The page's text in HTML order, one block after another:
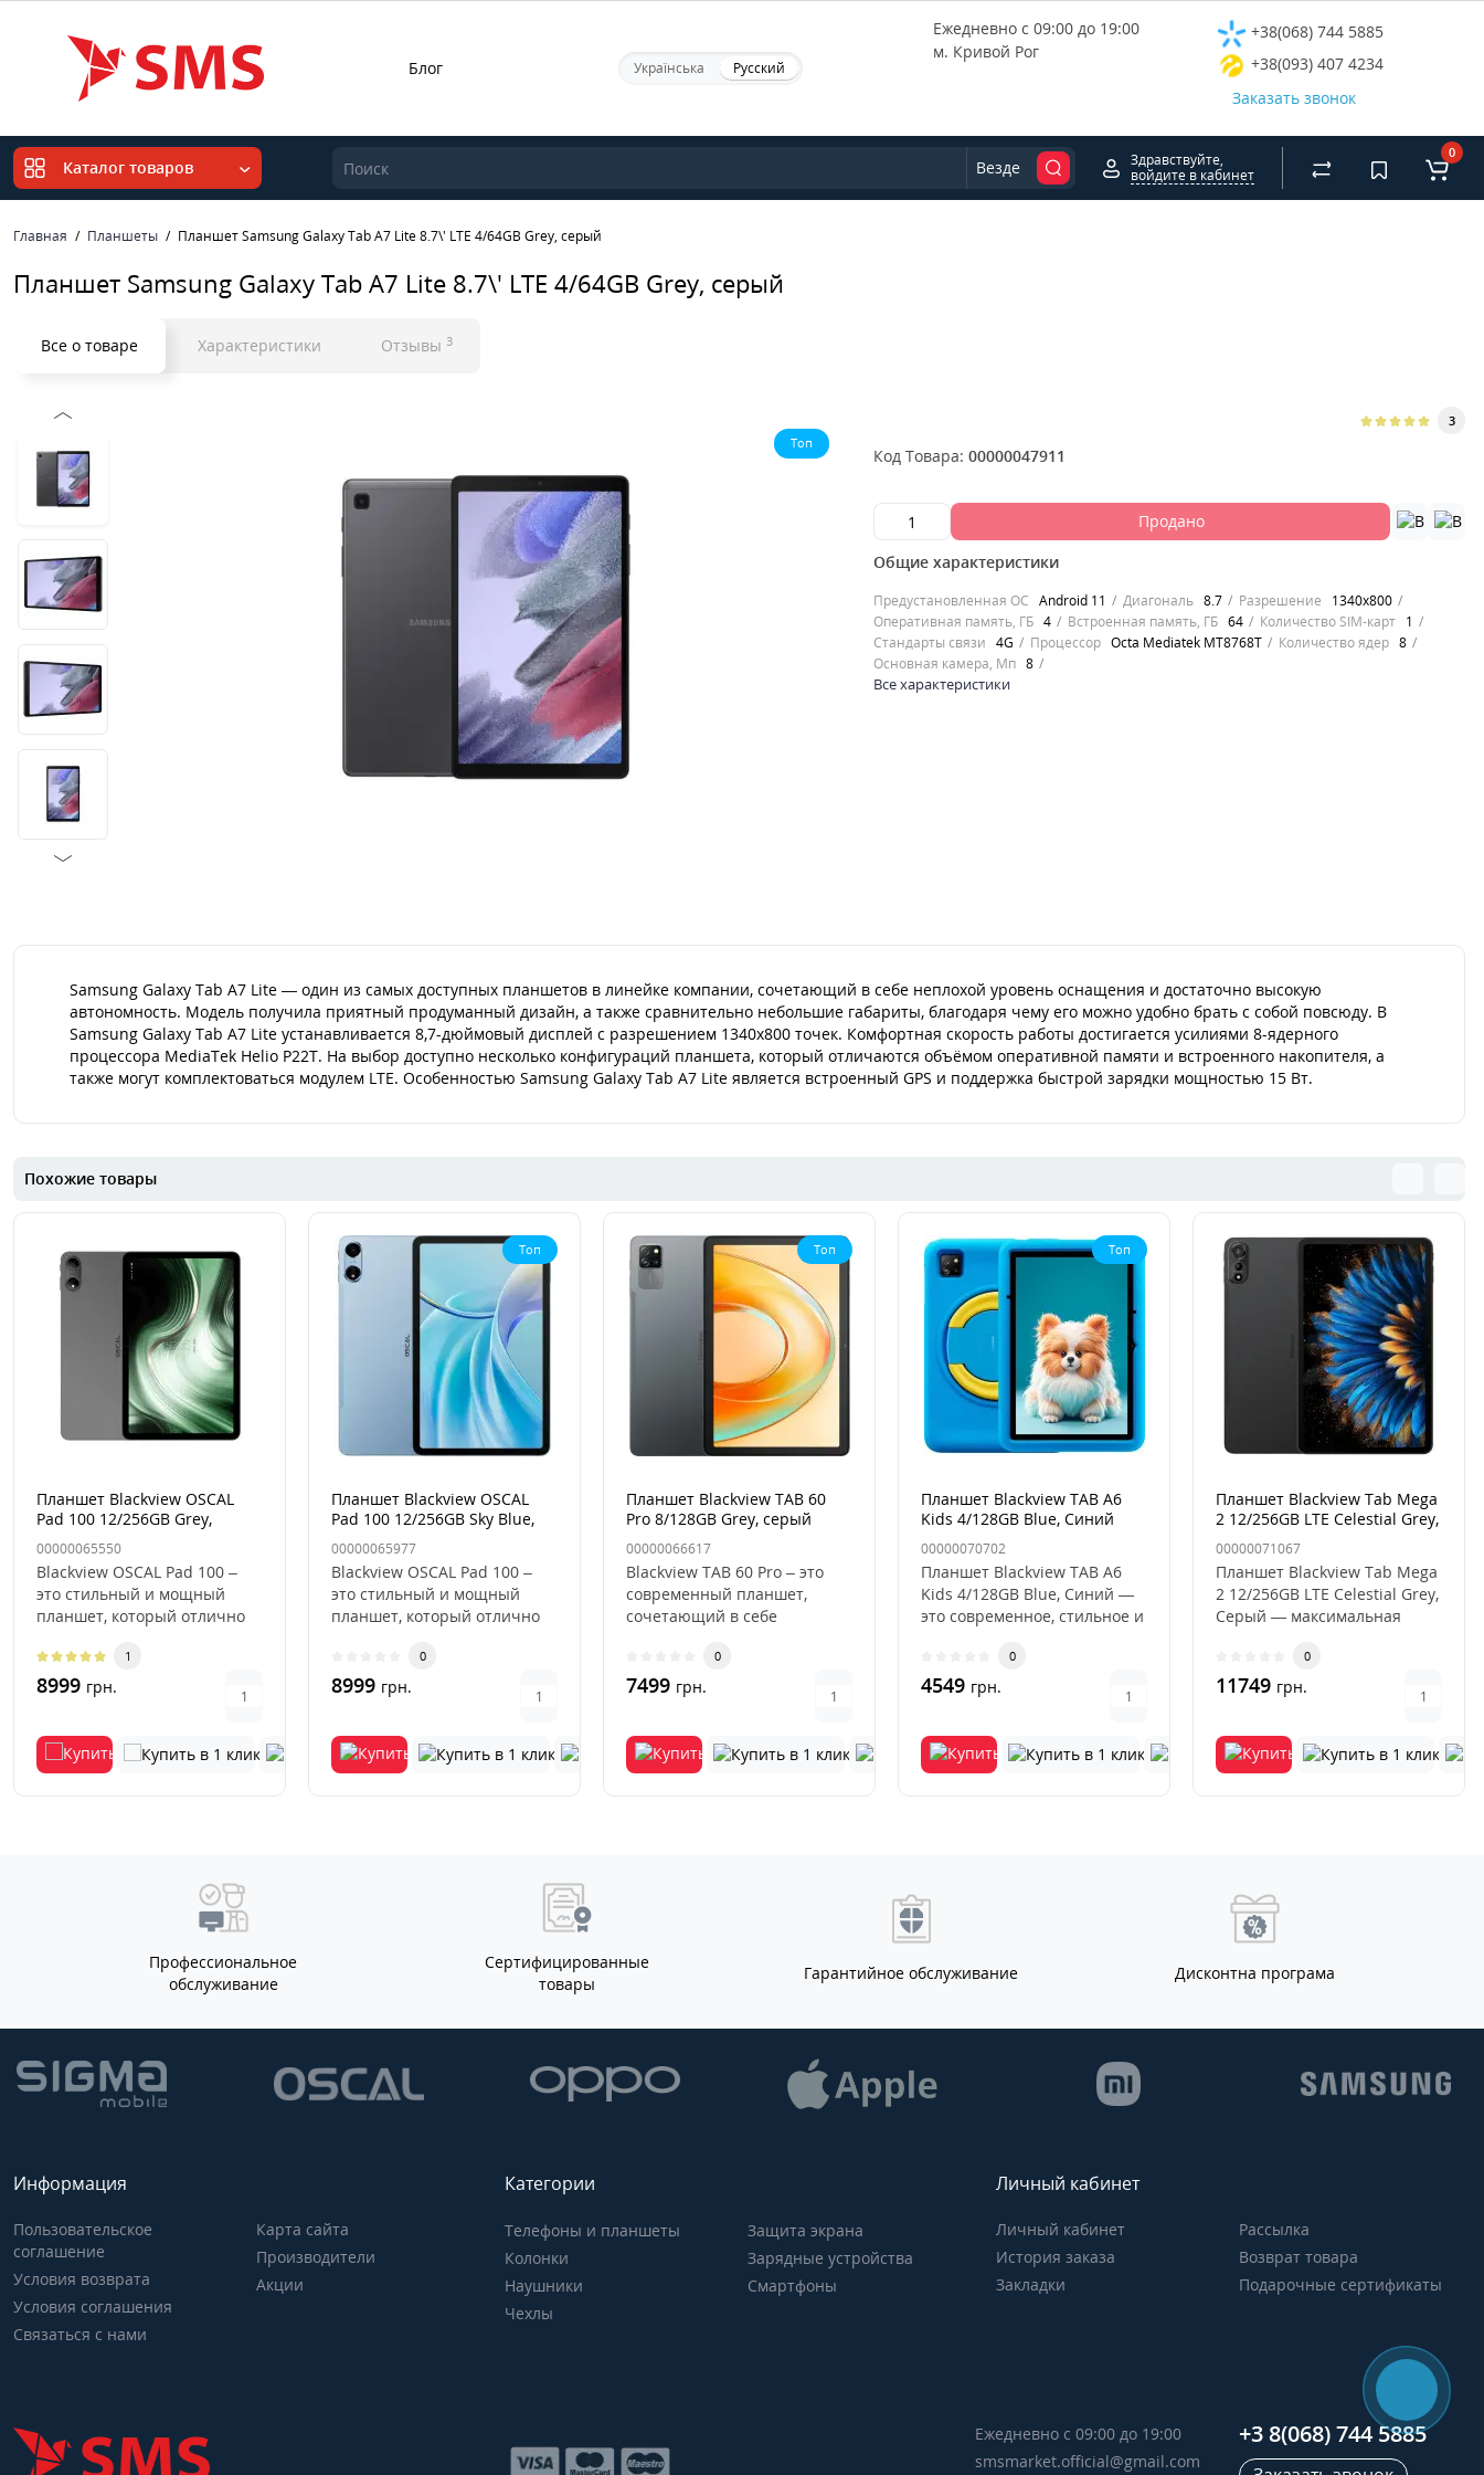
Блог Українська Русский
Ежедневно с 09:00 до 19:00
м. Кривой Рог
+38(068) 744 5885
+38(093) 407 4234
Заказать звонок
Каталог товаров Везде
Здравствуйте,
войдите в кабинет
0
Главная Планшеты Планшет Samsung Galaxy Tab A7 Lite 8.7\' LTE 4/64GB Grey, серый
Планшет Samsung Galaxy Tab A7 Lite 8.7\' LTE 4/64GB Grey, серый
Все о товаре Характеристики Отзывы 3
Топ
3
Код Товара: 00000047911
Продано
Общие характеристики
Предустановленная ОС Android 11 Диагональ 8.7 Разрешение
1340x800
Оперативная память, ГБ 4 Встроенная память, ГБ 64 Количество SIM-карт
1
Стандарты связи 4G Процессор Octa Mediatek MT8768T Количество ядер 8
Основная камера, Мп 8
Все характеристики
Samsung Galaxy Tab A7 Lite — один из самых доступных планшетов в линейке компании, сочетающий в себе неплохой уровень оснащения и достаточно высокую
автономность. Модель получила приятный продуманный дизайн, а также сравнительно небольшие габариты, благодаря чему его можно удобно брать с собой повсюду. В
Samsung Galaxy Tab A7 Lite устанавливается 8,7-дюймовый дисплей с разрешением 1340х800 точек. Комфортная скорость работы достигается усилиями 8-ядерного
процессора MediaTek Helio P22T. На выбор доступно несколько конфигураций планшета, который отличаются объёмом оперативной памяти и встроенного накопителя, а
также могут комплектоваться модулем LTE. Особенностью Samsung Galaxy Tab A7 Lite является встроенный GPS и поддержка быстрой зарядки мощностью 15 Вт.
Похожие товары
Планшет Blackview OSCAL
Pad 100 12/256GB Grey,
серый
00000065550
Blackview OSCAL Pad 100 –
это стильный и мощный
планшет, который отлично
..
1
8999 грн.
Топ
Планшет Blackview OSCAL
Pad 100 12/256GB Sky Blue,
Синий
00000065977
Blackview OSCAL Pad 100 –
это стильный и мощный
планшет, который отлично
0
8999 грн.
Топ
Планшет Blackview TAB 60
Pro 8/128GB Grey, серый
00000066617
Blackview TAB 60 Pro – это
современный планшет,
сочетающий в себе
энергоэффектив..
0
7499 грн.
Топ
Планшет Blackview TAB A6
Kids 4/128GB Blue, Синий
00000070702
Планшет Blackview TAB A6
Kids 4/128GB Blue, Синий —
это современное, стильное и
0
4549 грн.
Планшет Blackview Tab Mega
2 12/256GB LTE Celestial Grey,
Серый
00000071067
Планшет Blackview Tab Mega
2 12/256GB LTE Celestial Grey,
Серый — максимальная
0
11749 грн.
Профессиональное
обслуживание
Сертифицированные
товары
Гарантийное обслуживание Дисконтна програма
Информация
Пользовательское
соглашение
Условия возврата
Условия соглашения
Связаться с нами
Карта сайта
Производители
Акции
Категории
Телефоны и планшеты
Колонки
Наушники
Чехлы
Защита экрана
Зарядные устройства
Смартфоны
Личный кабинет
Личный кабинет
История заказа
Закладки
Рассылка
Возврат товара
Подарочные сертификаты
Ежедневно с 09:00 до 19:00
smsmarket.official@gmail.com
+3 8(068) 744 5885